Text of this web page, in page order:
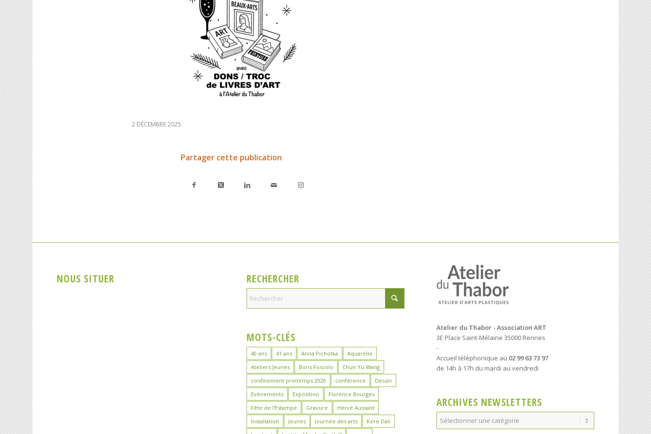
2 DÉCEMBRE 2025
Partager cette publication
NOUS SITUER RECHERCHER
MOTS-CLÉS
40 ans 41 ans Anna Pichotka
Aquarelle
Ateliers Jeunes
Boris Foscolo
Chun Yu Wang
confinement printemps 2020
conférence
Dessin
Evénements
Exposition
Florence Bourges
Fête de l'Estampe
Gravure
Hervé Aussant
Installation
Jeunes Journée des arts
Kere Dali
Atelier du Thabor - Association ART
3E Place Saint-Mélaine 35000 Rennes
-
Accueil téléphonique au 02 99 63 73 97
de 14h à 17h du mardi au vendredi
ARCHIVES NEWSLETTERS
Archives
Newsletters